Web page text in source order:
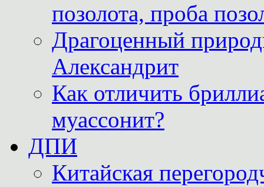
позолота, проба
Драгоценный
Александрит
Как отличить
муассонит?
ДПИ
Китайская